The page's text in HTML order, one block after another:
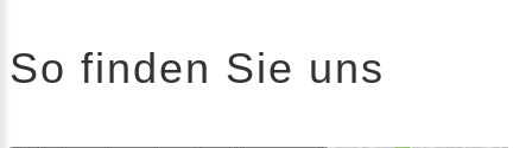
So finden Sie uns